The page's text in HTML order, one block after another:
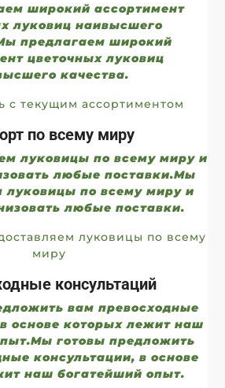
широкий ассортимент
луковиц наивысшего
предлагаем широкий
цветочных луковиц
качества.
с текущим ассортиментом
по всему миру
луковицы по всему миру и
любые поставки.Мы
луковицы по всему миру и
любые поставки.
луковицы по всему
миру
консультаций
вам превосходные
основе которых лежит наш
готовы предложить
консультации, в основе
наш богатейший опыт.